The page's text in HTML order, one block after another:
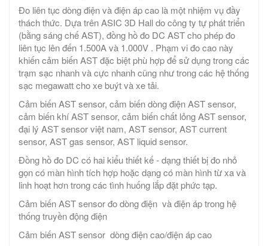
Đo liên tục dòng điện và điện áp cao là một nhiệm vụ đầy
thách thức. Dựa trên ASIC 3D Hall do công ty tự phát triển
(bằng sáng chế AST), đồng hồ đo DC AST cho phép đo
liên tục lên đến 1.500A và 1.000V . Phạm vi đo cao này
khiến cảm biến AST đặc biệt phù hợp để sử dụng trong các
trạm sạc nhanh và cực nhanh cũng như trong các hệ thống
sạc megawatt cho xe buýt và xe tải.
Cảm biến AST sensor, cảm biến dòng điện AST sensor,
cảm biến khí AST sensor, cảm biến chất lỏng AST sensor,
đại lý AST sensor việt nam, AST sensor, AST current
sensor, AST gas sensor, AST liquid sensor.
Đồng hồ đo DC có hai kiểu thiết kế - dạng thiết bị đo nhỏ
gọn có màn hình tích hợp hoặc dạng có màn hình từ xa và
linh hoạt hơn trong các tình huống lắp đặt phức tạp.
Cảm biến AST sensor đo dòng điện và điện áp trong hệ
thống truyền động điện
Cảm biến AST sensor dòng điện cao/điện áp cao